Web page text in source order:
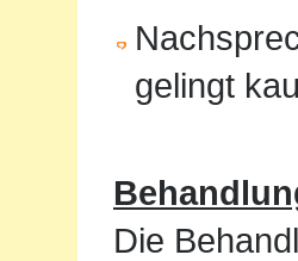
gelingt
Die